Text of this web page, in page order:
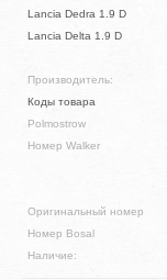
Lancia Dedra 1.9 D
Lancia Delta 1.9 D
Производитель:
Коды товара
Polmostrow
Номер Walker
Оригинальный номер
Номер Bosal
Наличие: